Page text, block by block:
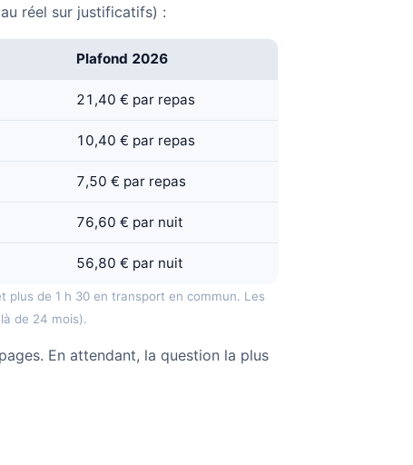
réel sur justificatifs) :
Plafond 2026
21,40 € par repas
10,40 € par repas
7,50 € par repas
76,60 € par nuit
56,80 € par nuit
de 1 h 30 en transport en commun. Les
de 24 mois).
En attendant, la question la plus